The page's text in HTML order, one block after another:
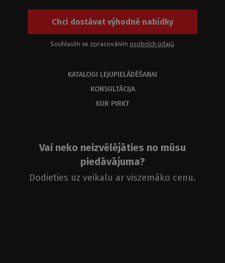
Chci dostávat výhodné nabídky
Souhlasím se zpracováním osobních údajů.
KATALOGI LEJUPIELĀDĒŠANAI
KONSULTĀCIJA
KUR PIRKT
Vai neko neizvēlējāties no mūsu
piedāvājuma?
Dodieties uz veikalu ar viszemāko cenu.